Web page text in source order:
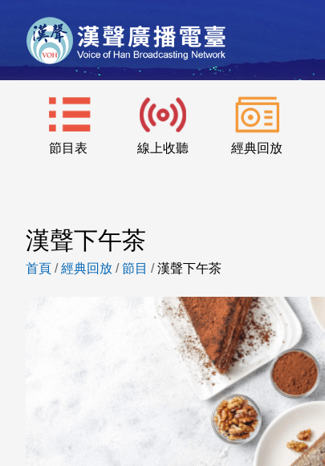
節目表 線上收聽 經典回放
漢聲下午茶
首頁 /經典回放 /節目 /漢聲下午茶